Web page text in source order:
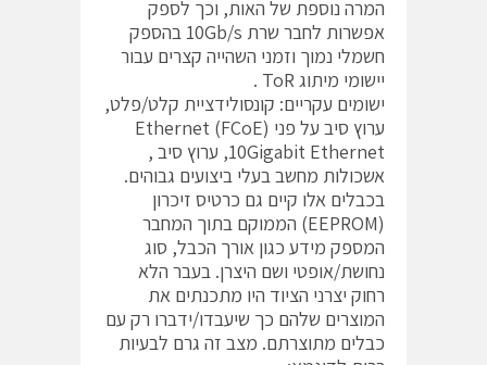
המרה נוספת של האות, וכך לספק
אפשרות לחבר שרת 10Gb/s בהספק
חשמלי נמוך וזמני השהייה קצרים עבור
יישומי מיתוג ToR .
ישומים עקריים: קונסולידציית קלט/פלט,
ערוץ סיב על פני (Ethernet (FCoE
10Gigabit Ethernet, ערוץ סיב ,
אשכולות מחשב בעלי ביצועים גבוהים.
בכבלים אלו קיים גם כרטיס זיכרון
(EEPROM) הממוקם בתוך המחבר
המספק מידע כגון אורך הכבל, סוג
נחושת/אופטי ושם היצרן. בעבר הלא
רחוק יצרני הציוד היו מתכנתים את
המוצרים שלהם כך שיעבדו/ידברו רק עם
כבלים מתוצרתם. מצב זה גרם לבעיות